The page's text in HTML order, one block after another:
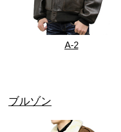
A-2
ブルゾン